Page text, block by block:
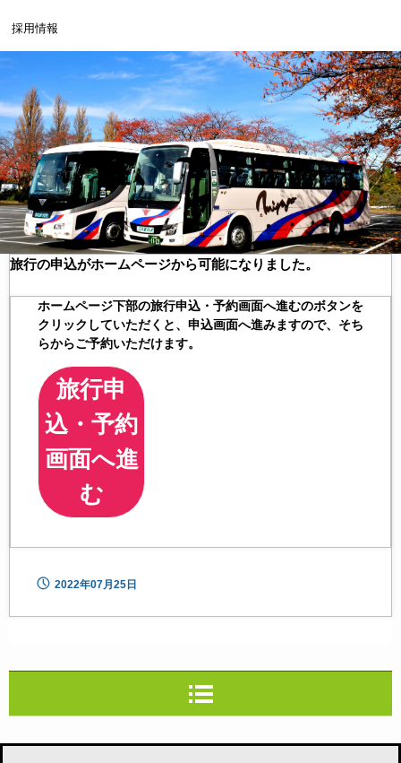
採用情報
旅行の申込がホームページから可能になりました。
ホームページ下部の旅行申込・予約画面へ進むのボタンを
クリックしていただくと、申込画面へ進みますので、そち
らからご予約いただけます。
旅行申
込・予約
画面へ進
む
2022年07月25日